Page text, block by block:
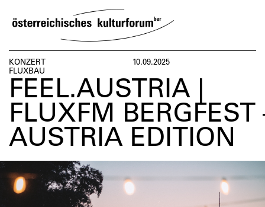
TO
VERANSTALTUNGEN KOSMOS BESUCH
VERANSTALTUNGEN
BESUCH
ÜBER
UNS
KONZERT
FLUXBAU
10.09.2025
FEEL.AUSTRIA |
FLUXFM BERGFEST
AUSTRIA EDITION